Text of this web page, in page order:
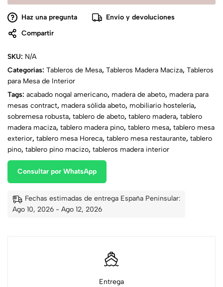
Haz una pregunta
Envío y devoluciones
Compartir
SKU: N/A
Categorías: Tableros de Mesa, Tableros Madera Maciza, Tableros
para Mesa de Interior
Tags: acabado nogal americano, madera de abeto, madera para
mesas contract, madera sólida abeto, mobiliario hostelería,
sobremesa robusta, tablero de abeto, tablero madera, tablero
madera maciza, tablero madera pino, tablero mesa, tablero mesa
exterior, tablero mesa Horeca, tablero mesa restaurante, tablero
pino, tablero pino macizo, tableros madera interior
Consultar por WhatsApp
Fechas estimadas de entrega España Peninsular:
Ago 10, 2026 - Ago 12, 2026
Entrega